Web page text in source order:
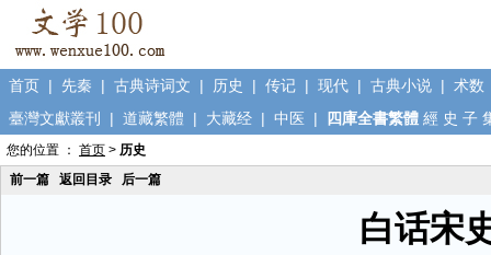
首页 | 先秦 | 古典诗词文 | 历史 | 传记 | 现代 | 古典小说 | 术数
臺灣文獻叢刊
| 道藏繁體 | 大藏经 | 中医 | 四庫全書繁體 經 史 子
您的位置 ： 首页 > 历史
前一篇
返回目录 后一篇
白话宋